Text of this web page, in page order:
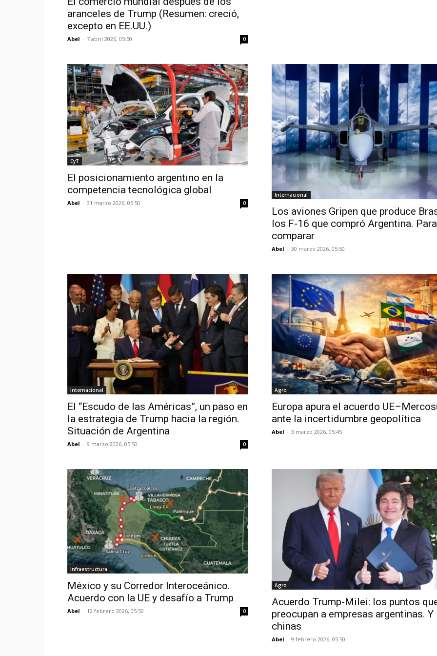
aranceles de Trump (Resumen: creció,
excepto en EE.UU.)
Abel - 7 abril 2026, 05:50 0
CyT
El posicionamiento argentino en la
competencia tecnológica global
Abel - 31 marzo 2026, 05:50 0
Internacional
Los aviones Gripen que produce
los F-16 que compró Argentina. Para
comparar
Abel - 30 marzo 2026, 05:50
Internacional
El “Escudo de las Américas”, un paso en
la estrategia de Trump hacia la región.
Situación de Argentina
Abel - 9 marzo 2026, 05:50 0
Agro
Europa apura el acuerdo
ante la incertidumbre geopolítica
Abel - 3 marzo 2026, 05:45
Infraestructura
México y su Corredor Interoceánico.
Acuerdo con la UE y desafío a Trump
Abel - 12 febrero 2026, 05:50 0
Agro
Acuerdo Trump-Milei: los puntos
preocupan a empresas argentinas. Y
chinas
Abel - 9 febrero 2026, 05:50